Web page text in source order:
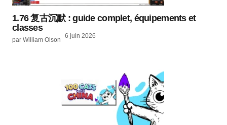
1.76 复古沉默 : guide complet, équipements et
classes
par William Olson
6 juin 2026